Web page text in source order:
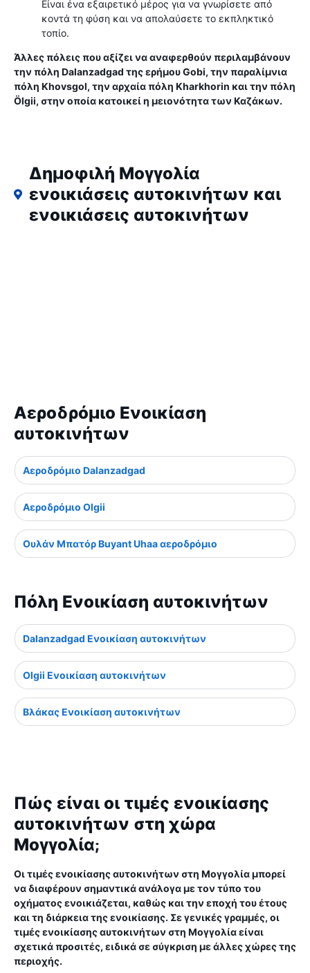
Είναι ένα εξαιρετικό μέρος για να γνωρίσετε από
κοντά τη φύση και να απολαύσετε το εκπληκτικό
τοπίο.
Άλλες πόλεις που αξίζει να αναφερθούν περιλαμβάνουν
την πόλη Dalanzadgad της ερήμου Gobi, την παραλίμνια
πόλη Khovsgol, την αρχαία πόλη Kharkhorin και την πόλη
Ölgii, στην οποία κατοικεί η μειονότητα των Καζάκων.
Δημοφιλή Μογγολία
ενοικιάσεις αυτοκινήτων και
ενοικιάσεις αυτοκινήτων
Αεροδρόμιο Ενοικίαση
αυτοκινήτων
Αεροδρόμιο Dalanzadgad
Αεροδρόμιο Olgii
Ουλάν Μπατόρ Buyant Uhaa αεροδρόμιο
Πόλη Ενοικίαση αυτοκινήτων
Dalanzadgad Ενοικίαση αυτοκινήτων
Olgii Ενοικίαση αυτοκινήτων
Βλάκας Ενοικίαση αυτοκινήτων
Πώς είναι οι τιμές ενοικίασης
αυτοκινήτων στη χώρα
Μογγολία;
Οι τιμές ενοικίασης αυτοκινήτων στη Μογγολία μπορεί
να διαφέρουν σημαντικά ανάλογα με τον τύπο του
οχήματος ενοικιάζεται, καθώς και την εποχή του έτους
και τη διάρκεια της ενοικίασης. Σε γενικές γραμμές, οι
τιμές ενοικίασης αυτοκινήτων στη Μογγολία είναι
σχετικά προσιτές, ειδικά σε σύγκριση με άλλες χώρες της
περιοχής.